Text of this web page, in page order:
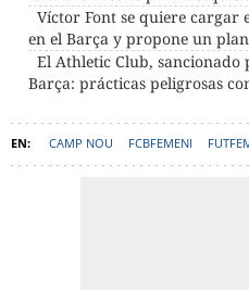
Víctor Font se quiere cargar
en el Barça y propone un
El Athletic Club,
Barça: prácticas peligrosas
CAMP NOU FCBFEMENI